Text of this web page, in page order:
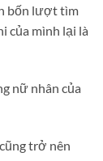
bốn lượt tìm
của mình lại là
nữ nhân của
trở nên